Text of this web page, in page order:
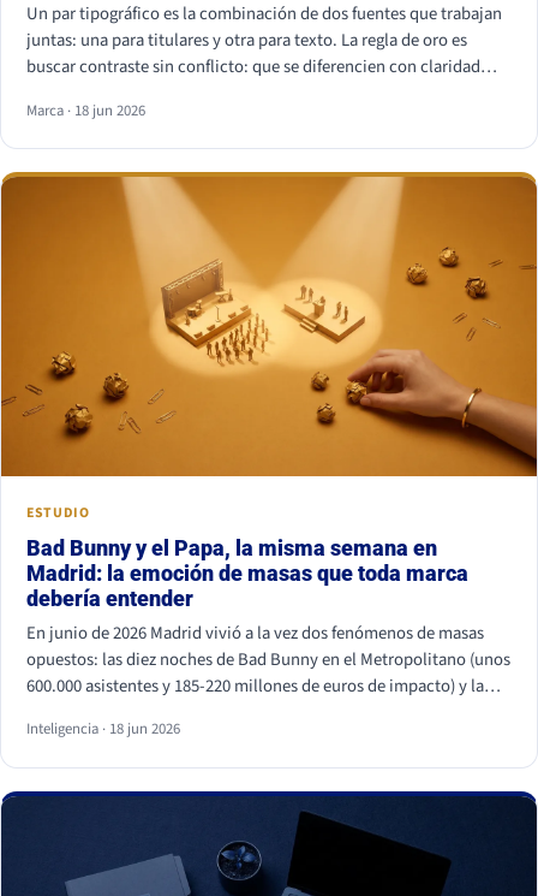
Un par tipográfico es la combinación de dos fuentes que trabajan
juntas: una para titulares y otra para texto. La regla de oro es
buscar contraste sin conflicto: que se diferencien con claridad
combinación más segura es serif para titular y sans serif para
texto, o al revés. Lo que nunca funciona es juntar dos fuentes
parecidas pero no iguales: el ojo nota el choque aunque no sepa
Marca · 18 jun 2026
ESTUDIO
Bad Bunny y el Papa, la misma semana en
Madrid: la emoción de masas que toda marca
debería entender
En junio de 2026 Madrid vivió a la vez dos fenómenos de masas
opuestos: las diez noches de Bad Bunny en el Metropolitano (unos
600.000 asistentes y 185-220 millones de euros de impacto) y la
Bernabéu llenos. Superficies distintas, mismo motor: necesidades
humanas profundas (pertenencia, identidad, comunidad y
trascendencia). Para una marca, los dos enseñan lo mismo: la
emoción a escala no se fabrica, se entiende y se respeta, y entrar
en esos momentos sin criterio sale caro.
Inteligencia · 18 jun 2026